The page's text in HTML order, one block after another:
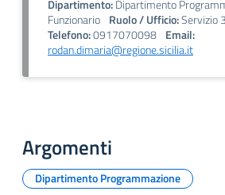
Dipartimento:Dipartimento
Funzionario Ruolo / Ufficio:Servizio 3
Telefono:0917070098 Email:
rodan.dimaria@regione.sicilia.it
Argomenti
Dipartimento Programmazione